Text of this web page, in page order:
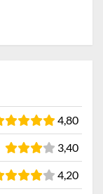
4,80
3,40
4,20